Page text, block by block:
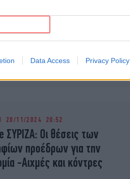
Data Access Privacy Policy
στο debate: Οι
δεν έχουν
ρεύμα παράγουν τα
20/11/2024 20:52
ΣΥΡΙΖΑ: Οι θέσεις των
προέδρων για την
-Αιχμές και κόντρες